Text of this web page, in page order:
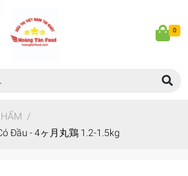
0
/
Đầu - 4ヶ月丸鶏 1.2-1.5kg